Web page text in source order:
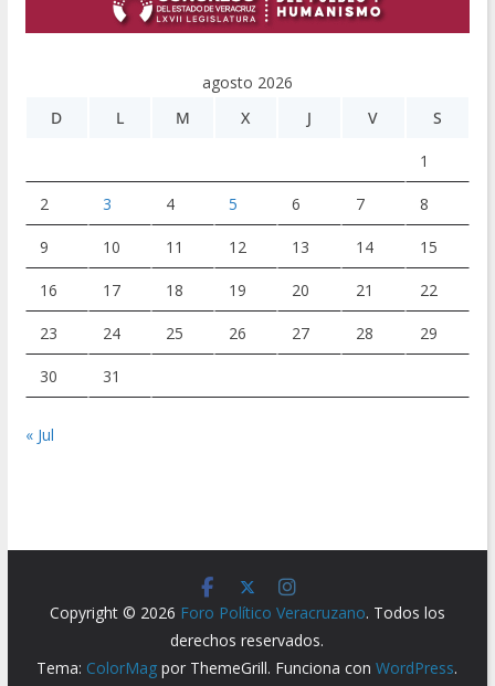
agosto 2026
D
L M X J V S
1
2 3 4 5 6 7 8
9 10 11 12 13 14 15
16 17 18 19 20 21 22
23 24 25 26 27 28 29
30 31
« Jul
Copyright © 2026 Foro Político Veracruzano. Todos los
derechos reservados.
Tema: ColorMag por ThemeGrill. Funciona conWordPress.